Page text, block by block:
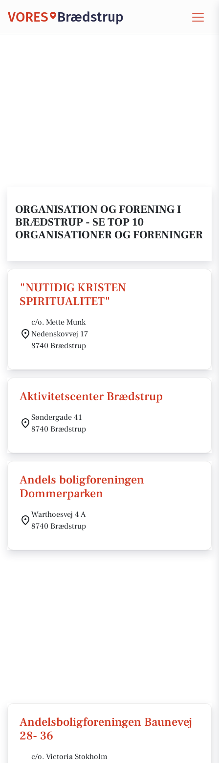
VORES Brædstrup
ORGANISATION OG FORENING I
BRÆDSTRUP - SE TOP 10
ORGANISATIONER OG FORENINGER
"NUTIDIG KRISTEN
SPIRITUALITET"
c/o. Mette Munk
Nedenskovvej 17
8740 Brædstrup
Aktivitetscenter Brædstrup
Søndergade 41
8740 Brædstrup
Andels boligforeningen
Dommerparken
Warthoesvej 4 A
8740 Brædstrup
Andelsboligforeningen Baunevej
28- 36
c/o. Victoria Stokholm